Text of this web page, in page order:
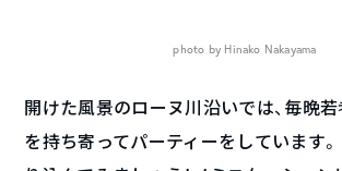
photo by Hinako Nakayama
開けた風景のローヌ川沿いでは、毎晩
を持ち寄ってパーティーをしています